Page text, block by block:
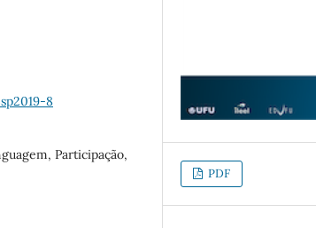
8
Participação,
PDF